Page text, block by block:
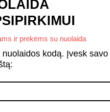
ir prekėms su nuolaida
kodą. Įvesk savo